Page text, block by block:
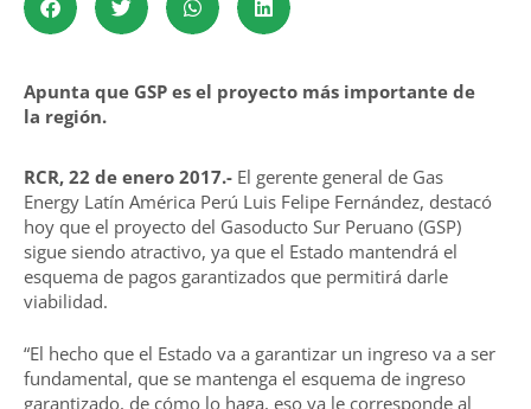
Apunta que GSP es el proyecto más importante de
la región.
RCR, 22 de enero 2017.- El gerente general de Gas
Energy Latín América Perú Luis Felipe Fernández, destacó
hoy que el proyecto del Gasoducto Sur Peruano (GSP)
sigue siendo atractivo, ya que el Estado mantendrá el
esquema de pagos garantizados que permitirá darle
viabilidad.
“El hecho que el Estado va a garantizar un ingreso va a ser
fundamental, que se mantenga el esquema de ingreso
garantizado, de cómo lo haga, eso ya le corresponde al